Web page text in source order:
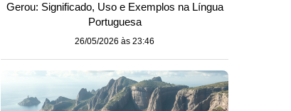
Gerou: Significado, Uso e Exemplos na Língua
Portuguesa
26/05/2026 às 23:46